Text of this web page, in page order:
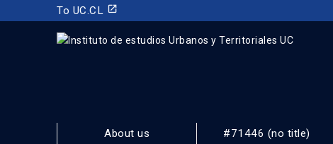
To UC.CL launch
Y TERRITORIALES
FACULTAD DE ARQUITECTURA, DISEÑO Y ESTUDIOS URBANOS
About us #71446 (no title)